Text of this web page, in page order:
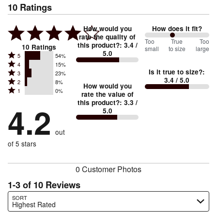
10 Ratings
10 Ratings
Rated
5
stars
by
reviewers
5 54%
Rated
4
stars
by
of
reviewers
4 15%
Rated
3
stars
23%
of
reviewers
3 23%
Rated
2
by
8%
reviewers
2 8%
Rated
stars
by
0%
of
1 0%
4.2 out
of 5 stars
How would you
rate the quality of
this product?: 3.4 /
5.0
How would you
rate the value of
this product?: 3.3 /
5.0
How does it fit?
86%
between
small
and
Too
small
True
to size
Too
large
Is it true to size?:
3.4 / 5.0
0 Customer Photos
1-3 of 10 Reviews
SORT
Highest Rated
Search reviews…